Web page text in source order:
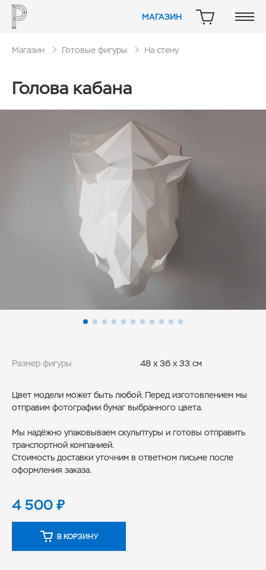
МАГАЗИН КОРЗИНА
Магазин Готовые фигуры На стену
Голова кабана
Размер фигуры 48 x 36 x 33 см
Цвет модели может быть любой. Перед изготовлением мы
отправим фотографии бумаг выбранного цвета.
Мы надёжно упаковываем скульптуры и готовы отправить
транспортной компанией.
Стоимость доставки уточним в ответном письме после
оформления заказа.
4 500₽
В КОРЗИНУ